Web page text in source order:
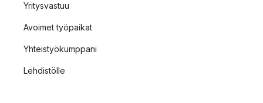
Yritysvastuu
Avoimet työpaikat
Yhteistyökumppani
Lehdistölle